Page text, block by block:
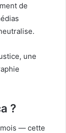
de
une
?
— cette